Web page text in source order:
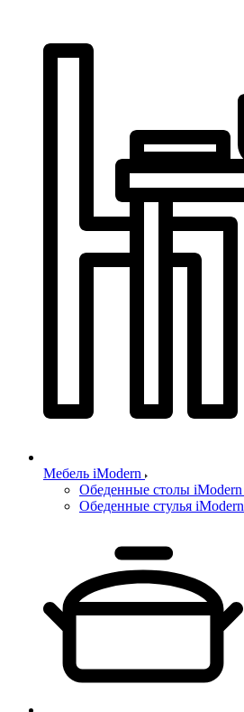
Мебель iModern
Обеденные столы iModern
Обеденные стулья iModern